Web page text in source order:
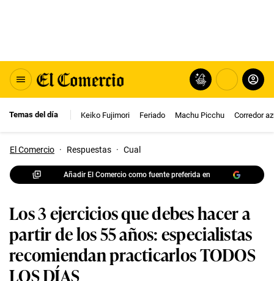
Temas del día Keiko Fujimori Feriado Machu Picchu Corredor
El Comercio · Respuestas · Cual
Añadir El Comercio como fuente preferida en
Los 3 ejercicios que debes hacer a
partir de los 55 años: especialistas
recomiendan practicarlos TODOS
LOS DÍAS